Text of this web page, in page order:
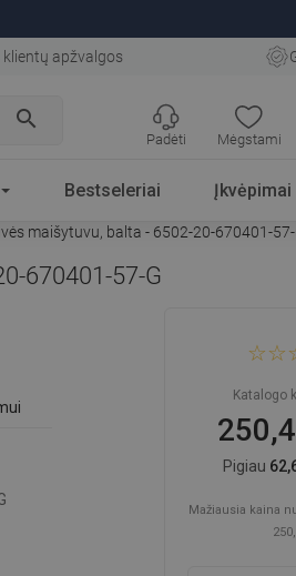
apžvalgos
search
Mėgstami
Padėti
Bestseleriai Įkvėpimai
maišytuvu, balta - 6502-20-670401-57-
670401-57-G
granito
670401-
Katalogo
Pigiau
Mažiausia kaina